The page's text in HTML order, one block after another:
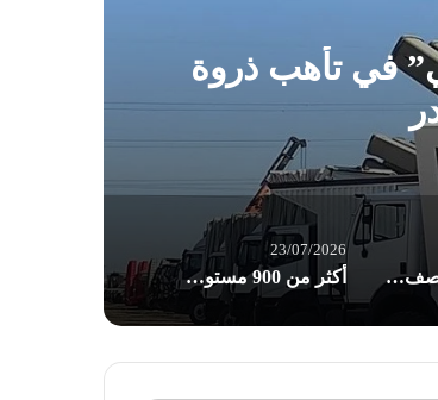
في تأهب ذروة
العدو يواصل قصف واستهداف البلدات والقرى الجنوبية
23/07/2026
أكثر من 900 مستوطن يقتحمون الأقصى في ذكرى “خراب الهيكل” المزعوم